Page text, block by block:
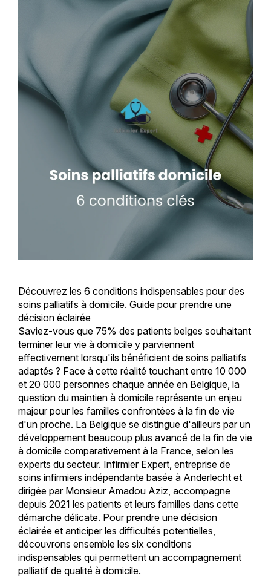
Découvrez les 6 conditions indispensables pour des
soins palliatifs à domicile. Guide pour prendre une
décision éclairée
Saviez-vous que 75% des patients belges souhaitant
terminer leur vie à domicile y parviennent
effectivement lorsqu'ils bénéficient de soins palliatifs
adaptés ? Face à cette réalité touchant entre 10 000
et 20 000 personnes chaque année en Belgique, la
question du maintien à domicile représente un enjeu
majeur pour les familles confrontées à la fin de vie
d'un proche. La Belgique se distingue d'ailleurs par un
développement beaucoup plus avancé de la fin de vie
à domicile comparativement à la France, selon les
experts du secteur. Infirmier Expert, entreprise de
soins infirmiers indépendante basée à Anderlecht et
dirigée par Monsieur Amadou Aziz, accompagne
depuis 2021 les patients et leurs familles dans cette
démarche délicate. Pour prendre une décision
éclairée et anticiper les difficultés potentielles,
découvrons ensemble les six conditions
indispensables qui permettent un accompagnement
palliatif de qualité à domicile.